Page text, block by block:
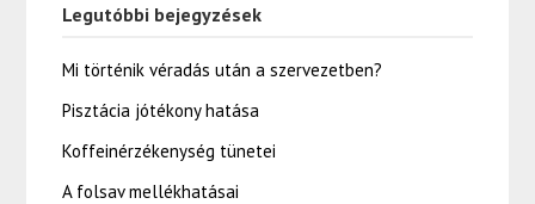
Legutóbbi bejegyzések
Mi történik véradás után a szervezetben?
Pisztácia jótékony hatása
Koffeinérzékenység tünetei
A folsav mellékhatásai